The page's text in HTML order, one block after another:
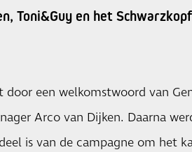
Toni&Guy en het
een welkomstwoord van
Arco van Dijken. Daarna
is van de campagne om het